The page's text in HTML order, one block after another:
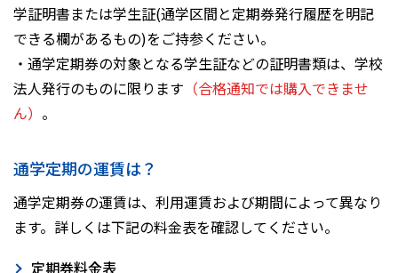
学証明書または学生証(通学区間と定期券発行履歴を明記
できる欄があるもの)をご持参ください。
・通学定期券の対象となる学生証などの証明書類は、学校
法人発行のものに限ります （合格通知では購入できませ
ん） 。
通学定期の運賃は？
通学定期券の運賃は、利用運賃および期間によって異なり
ます。詳しくは下記の料金表を確認してください。
定期券料金表